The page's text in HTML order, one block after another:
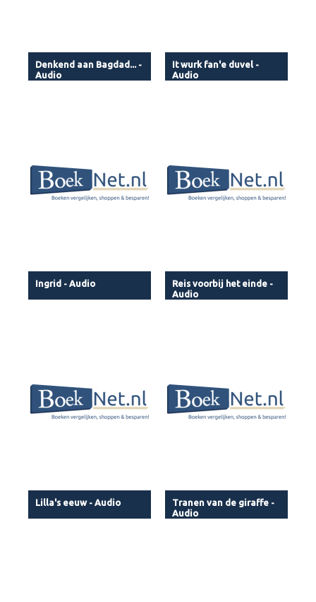
Denkend aan Bagdad... -
Audio
It wurk fan'e duvel -
Audio
Ingrid - Audio
Reis voorbij het einde -
Audio
Lilla's eeuw - Audio
Tranen van de giraffe -
Audio